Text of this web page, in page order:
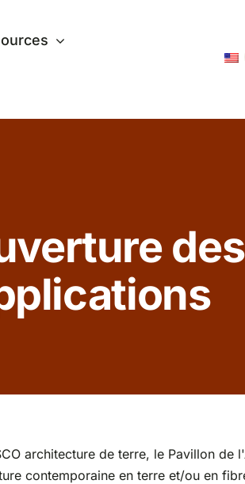
des
architecture de terre, le Pavillon de
contemporaine en terre et/ou en